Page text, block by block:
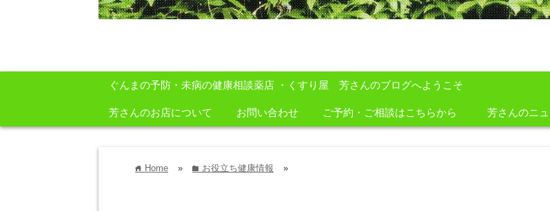
ぐんまの予防・未病の健康相談薬店 ・くすり屋 芳さんのブログへようこそ
芳さんのお店について お問い合わせ ご予約・ご相談はこちらから 芳さんのニ
home Home » folder お役立ち健康情報 »